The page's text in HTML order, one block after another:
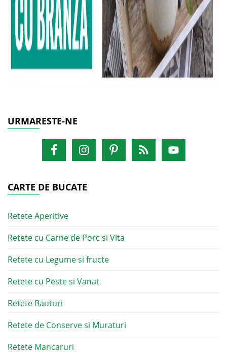
URMARESTE-NE
CARTE DE BUCATE
Retete Aperitive
Retete cu Carne de Porc si Vita
Retete cu Legume si fructe
Retete cu Peste si Vanat
Retete Bauturi
Retete de Conserve si Muraturi
Retete Mancaruri